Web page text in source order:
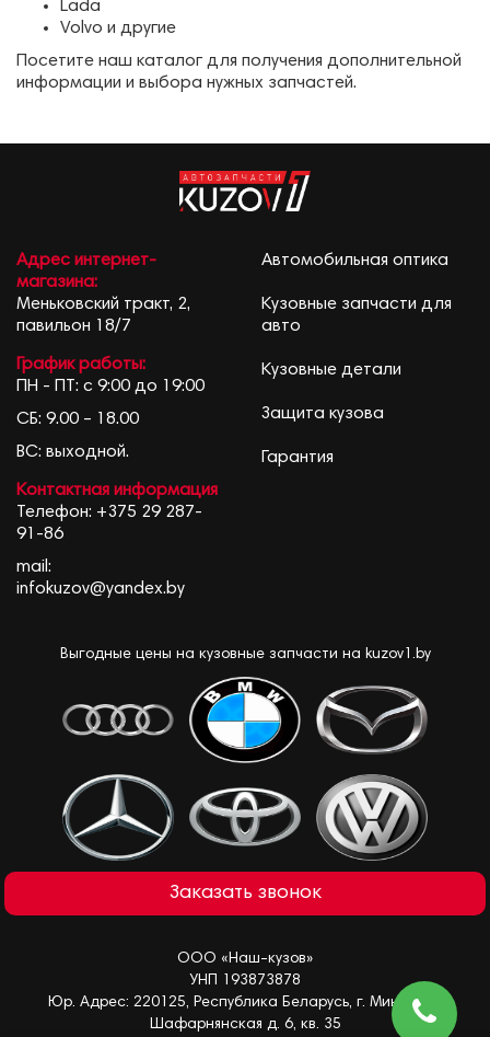
Lada
Volvo и другие
Посетите наш каталог для получения дополнительной
информации и выбора нужных запчастей.
Адрес интернет-
магазина:
Меньковский тракт, 2,
павильон 18/7
График работы:
ПН - ПТ: с 9:00 до 19:00
СБ: 9.00 – 18.00
ВС: выходной.
Контактная информация
Телефон: +375 29 287-
91-86
mail:
infokuzov@yandex.by
Автомобильная оптика
Кузовные запчасти для
авто
Кузовные детали
Защита кузова
Гарантия
Выгодные цены на кузовные запчасти на kuzov1.by
Заказать звонок
ООО «Наш-кузов»
УНП 193873878
Юр. Адрес: 220125, Республика Беларусь, г. Минск, ул.
Шафарнянская д. 6, кв. 35